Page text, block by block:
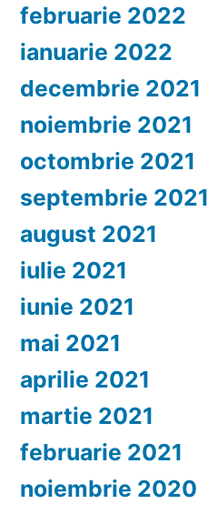
februarie 2022
ianuarie 2022
decembrie 2021
noiembrie 2021
octombrie 2021
septembrie 2021
august 2021
iulie 2021
iunie 2021
mai 2021
aprilie 2021
martie 2021
februarie 2021
noiembrie 2020